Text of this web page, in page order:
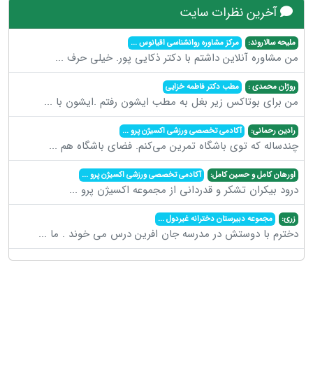
آخرین نظرات سایت
ملیحه سالاروند: مرکز مشاوره روانشناسی اقیانوس...
من مشاوره آنلاین داشتم با دکتر ذکایی پور. خیلی حرف ...
روژان محمدی : مطب دکتر فاطمه خزایی
من برای بوتاکس زیر بغل به مطب ایشون رفتم .ایشون با ...
رادین رحمانی: آکادمی تخصصی ورزشی اکسیژن پرو...
چندساله که توی باشگاه تمرین می‌کنم. فضای باشگاه هم ...
اورهان کامل و حسین کامل: آکادمی تخصصی ورزشی اکسیژن پرو...
درود بیکران تشکر و قدردانی از مجموعه اکسیژن پرو ...
زری: مجموعه دبیرستان دخترانه غیردول...
دخترم با دوستش در مدرسه جان افرین درس می خوند . ما ...